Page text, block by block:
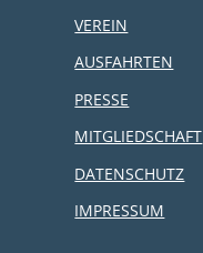
VEREIN
AUSFAHRTEN
PRESSE
MITGLIEDSCHAFT
DATENSCHUTZ
IMPRESSUM